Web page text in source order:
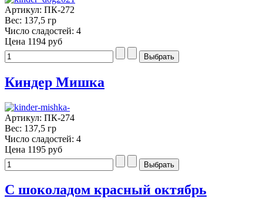
Артикул: ПК-272
Вес: 137,5 гр
Число сладостей: 4
Цена 1194 руб
Киндер Мишка
Артикул: ПК-274
Вес: 137,5 гр
Число сладостей: 4
Цена 1195 руб
С шоколадом красный октябрь